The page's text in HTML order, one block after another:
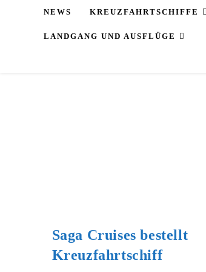
NEWS KREUZFAHRTSCHIFFE
LANDGANG UND AUSFLÜGE
Saga Cruises bestellt
Kreuzfahrtschiff